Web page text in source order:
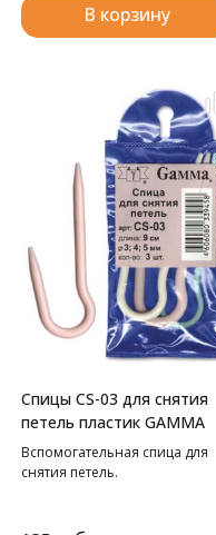
В корзину
Спицы CS-03 для снятия
петель пластик GAMMA
Вспомогательная спица для
снятия петель.